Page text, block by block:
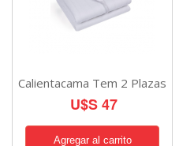
Calientacama Tem 2 Plazas
U$S 47